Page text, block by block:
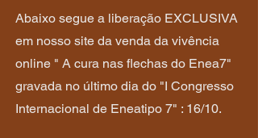
Abaixo segue a liberação EXCLUSIVA
em nosso site da venda da vivência
online " A cura nas flechas do Enea7"
gravada no último dia do "I Congresso
Internacional de Eneatipo 7" : 16/10.